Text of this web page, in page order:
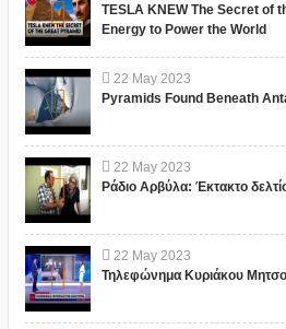
TESLA KNEW The Secret of
Energy to Power the World
22 May 2023
Pyramids Found Beneath
22 May 2023
Ράδιο Αρβύλα: Έκτακτο
22 May 2023
Τηλεφώνημα Κυριάκου